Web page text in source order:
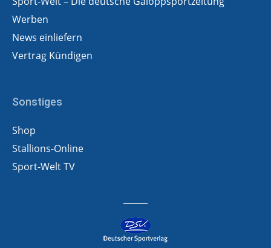
Werben
News einliefern
Vertrag Kündigen
Sonstiges
Shop
Stallions-Online
Sport-Welt TV